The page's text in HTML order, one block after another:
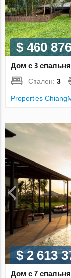
$ 460
Дом с 3
Спален:3
Properties
$ 2 613
Дом с 7